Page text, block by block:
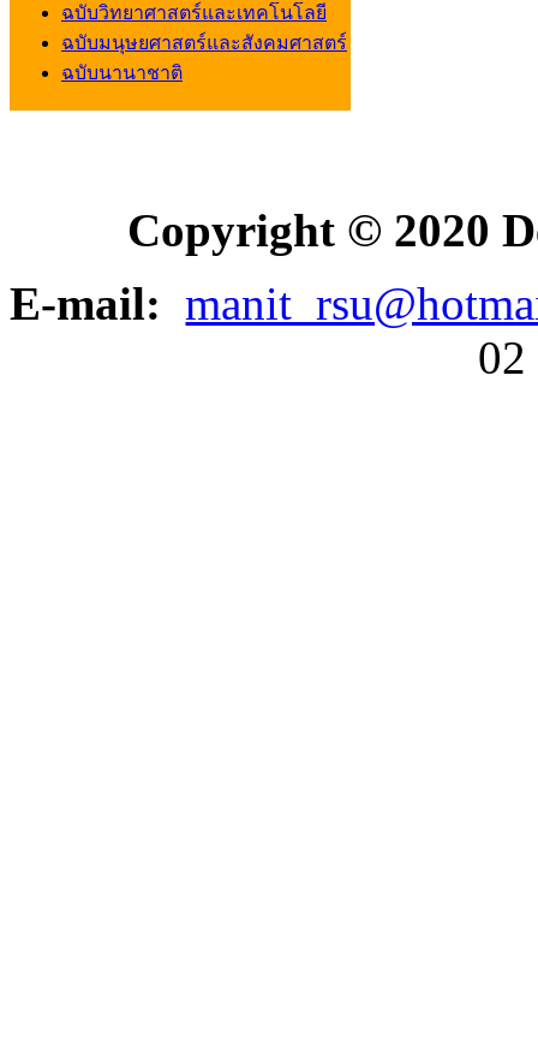
ฉบับวิทยาศาสตร์และเทคโนโลยี
ฉบับมนุษยศาสตร์และสังคมศาสตร์
ฉบับนานาชาติ
Copyright © 2020
E-mail:
02